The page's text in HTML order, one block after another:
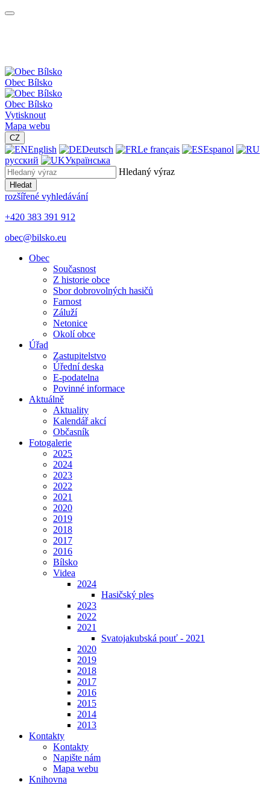
Obec Bílsko
Obec Bílsko
Vytisknout
Mapa webu
CZ
English Deutsch Le français
Espanol
русский
Українська
Hledaný výraz
Hledat
rozšířené vyhledávání
+420 383 391 912
obec@bilsko.eu
Obec
Současnost
Z historie obce
Sbor dobrovolných hasičů
Farnost
Záluží
Netonice
Okolí obce
Úřad
Zastupitelstvo
Úřední deska
E-podatelna
Povinné informace
Aktuálně
Aktuality
Kalendář akcí
Občasník
Fotogalerie
2025
2024
2023
2022
2021
2020
2019
2018
2017
2016
Bílsko
Videa
2024
Hasičský ples
2023
2022
2021
Svatojakubská pouť - 2021
2020
2019
2018
2017
2016
2015
2014
2013
Kontakty
Kontakty
Napište nám
Mapa webu
Knihovna